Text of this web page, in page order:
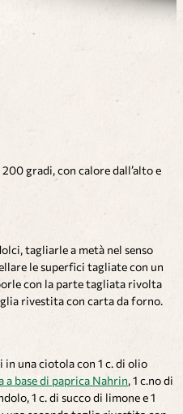
gradi, con calore dall’alto e
tagliarle a metà nel senso
le superfici tagliate con un
con la parte tagliata rivolta
rivestita con carta da forno.
in una ciotola con 1 c. di olio
a base di paprica Nahrin, 1 c.no di
1 c. di succo di limone e 1